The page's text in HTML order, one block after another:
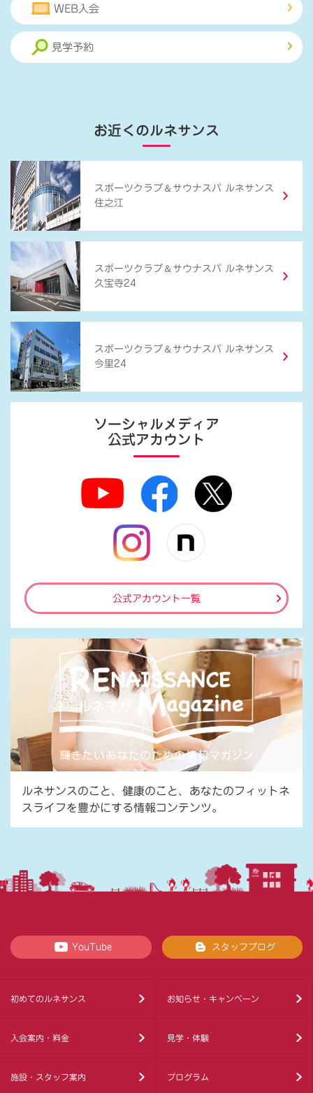
WEB入会
見学予約
お近くのルネサンス
スポーツクラブ ＆ サウナスパ ルネサンス
住之江
スポーツクラブ ＆ サウナスパ ルネサンス
久宝寺24
スポーツクラブ ＆ サウナスパ ルネサンス
今里24
ソーシャルメディア
公式アカウント
公式アカウント一覧
ルネサンスのこと、健康のこと、あなたのフィットネ
スライフを豊かにする情報コンテンツ。
YouTube スタッフブログ
初めてのルネサンス お知らせ・キャンペーン
入会案内・料金 見学・体験
施設・スタッフ案内 プログラム